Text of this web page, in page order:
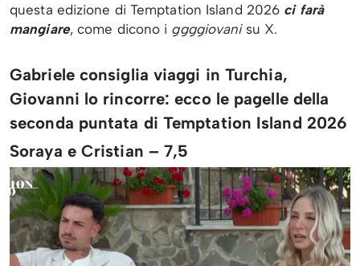
questa edizione di Temptation Island 2026 ci farà
mangiare, come dicono i ggggiovanisu X.
Gabriele consiglia viaggi in Turchia,
Giovanni lo rincorre: ecco le pagelle della
seconda puntata di Temptation Island 2026
Soraya e Cristian – 7,5